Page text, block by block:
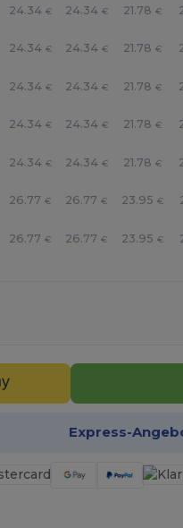
24.34 € 24.34 € 21.78 €
24.34 € 24.34 € 21.78 €
24.34 € 24.34 € 21.78 €
24.34 € 24.34 € 21.78 €
24.34 € 24.34 € 21.78 €
26.77 € 26.77 € 23.95 €
26.77 € 26.77 € 23.95 €
Express-